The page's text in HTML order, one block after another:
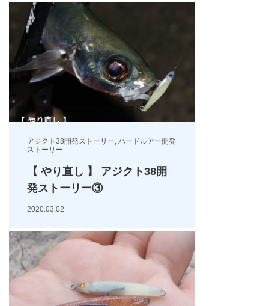
アジクト38開発ストーリー, ハードルアー開発
ストーリー
【 やり直し 】 アジクト38開
発ストーリー③
2020.03.02